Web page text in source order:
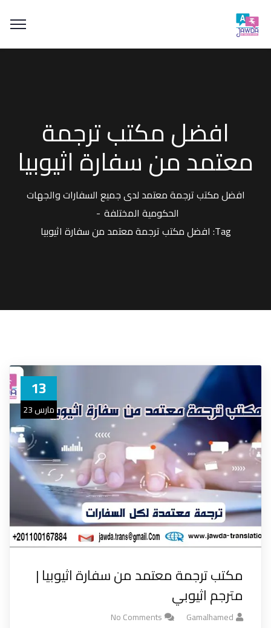
افضل مكتب ترجمة
معتمد من سفارة اثيوبيا
افضل مكتب ترجمة معتمد لدى جميع السفارات والجهات
الحكومية المختلفة
Tag: افضل مكتب ترجمة معتمد من سفارة اثيوبيا
13
مارس 23
مكتب ترجمة معتمد من سفارة اثيوبيا |
مترجم اثيوبي
Gamalhamed
No Comments